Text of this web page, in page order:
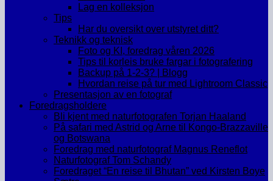
Lag en kolleksjon
Tips
Har du oversikt over utstyret ditt?
Teknikk og teknisk
Foto og KI, foredrag våren 2026
Tips til korleis bruke fargar i fotografering
Backup på 1-2-3? | Blogg
Hvordan reise på tur med Lightroom Classic
Presentasjon av en fotograf
Foredragsholdere
Bli kjent med naturfotografen Torjan Haaland
På safari med Astrid og Arne til Kongo-Brazzaville
og Botswana
Foredrag med naturfotograf Magnus Reneflot
Naturfotograf Tom Schandy
Foredraget “En reise til Bhutan” ved Kirsten Boye